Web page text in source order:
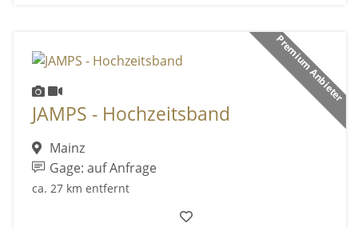
Premium Anbieter
JAMPS - Hochzeitsband
Mainz
Gage: auf Anfrage
ca. 27 km entfernt